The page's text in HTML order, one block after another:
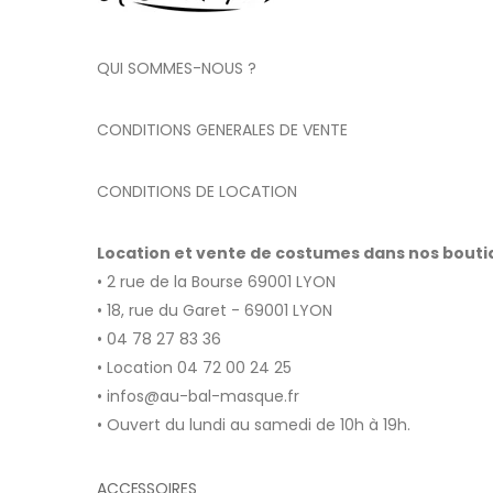
QUI SOMMES-NOUS ?
CONDITIONS GENERALES DE VENTE
CONDITIONS DE LOCATION
Location et vente de costumes dans nos
• 2 rue de la Bourse 69001 LYON
• 18, rue du Garet - 69001 LYON
• 04 78 27 83 36
• Location 04 72 00 24 25
• infos@au-bal-masque.fr
• Ouvert du lundi au samedi de 10h à 19h.
ACCESSOIRES